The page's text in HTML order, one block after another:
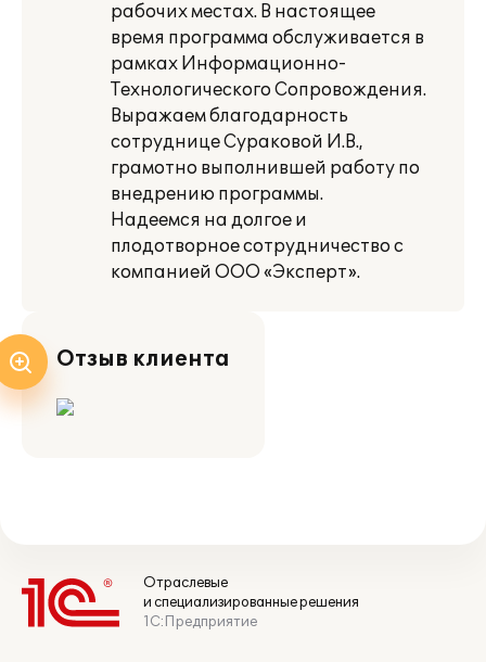
рабочих местах. В настоящее
время программа обслуживается в
рамках Информационно-
Технологического Сопровождения.
Выражаем благодарность
сотруднице Сураковой И.В.,
грамотно выполнившей работу по
внедрению программы.
Надеемся на долгое и
плодотворное сотрудничество с
компанией ООО «Эксперт».
Отзыв клиента
Отраслевые
и специализированные решения
1С:Предприятие